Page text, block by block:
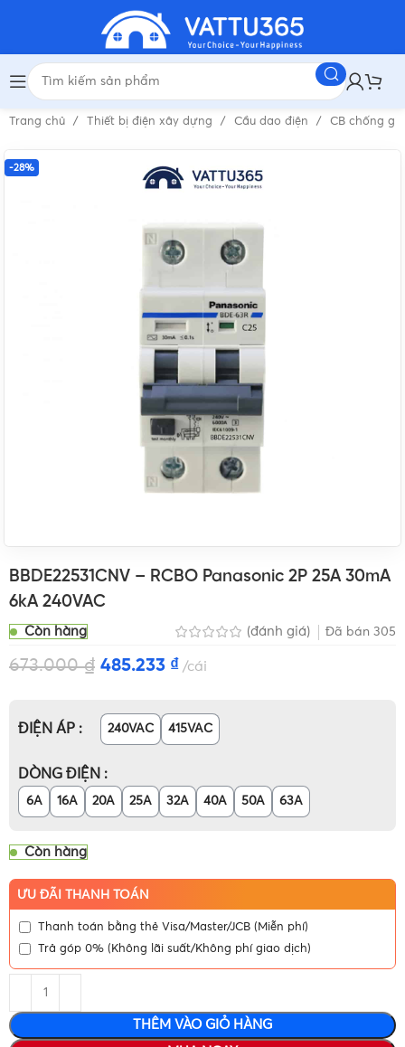
Trang chủ Thiết bị điện xây dựng Cầu dao điện CB chống
-28%
BBDE22531CNV – RCBO Panasonic 2P 25A 30mA
6kA 240VAC
Còn hàng (đánh giá) Đã bán 305
673.000₫ 485.233 ₫ cái
ĐIỆN ÁP 240VAC 415VAC
DÒNG ĐIỆN
6A 16A 20A 25A 32A 40A 50A 63A
Còn hàng
ƯU ĐÃI THANH TOÁN
Thanh toán bằng thẻ Visa/Master/JCB (Miễn phí)
Trả góp 0% (Không lãi suất/Không phí giao dịch)
THÊM VÀO GIỎ HÀNG